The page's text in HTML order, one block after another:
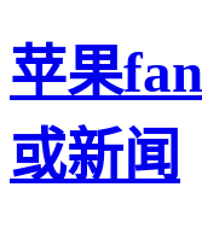
苹果
或新闻